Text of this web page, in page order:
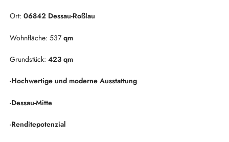
Ort: 06842 Dessau-Roßlau
Wohnfläche: 537qm
Grundstück: 423 qm
-Hochwertige und moderne Ausstattung
-Dessau-Mitte
-Renditepotenzial